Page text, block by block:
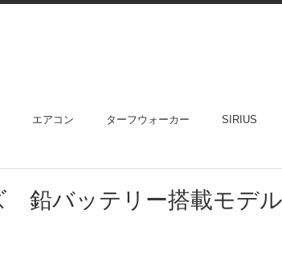
エアコン ターフウォーカー SIRIUS
鉛バッテリー搭載モデ